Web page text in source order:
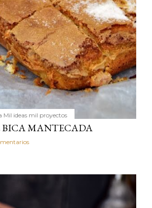
Mil ideas mil proyectos
BICA MANTECADA